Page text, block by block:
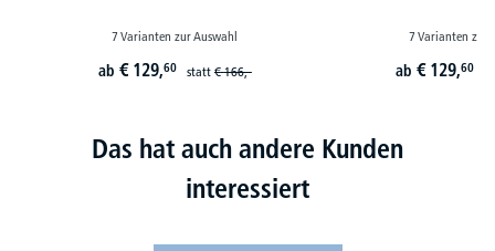
7 Varianten zur Auswahl
ab € 129,60 statt€ 166,-
7 Varianten zur
ab € 129,60
Das hat auch andere Kunden
interessiert